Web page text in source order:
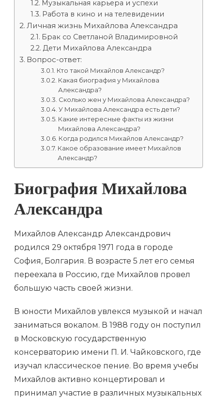
Музыкальная карьера и успехи
Работа в кино и на телевидении
Личная жизнь Михайлова Александра
Брак со Светланой Владимировной
Дети Михайлова Александра
Вопрос-ответ:
Кто такой Михайлов Александр?
Какая биография у Михайлова
Александра?
Сколько жен у Михайлова Александра?
У Михайлова Александра есть дети?
Какие интересные факты из жизни
Михайлова Александра?
Когда родился Михайлов Александр?
Какое образование имеет Михайлов
Александр?
Биография Михайлова
Александра
Михайлов Александр Александрович
родился 29 октября 1971 года в городе
София, Болгария. В возрасте 5 лет его семья
переехала в Россию, где Михайлов провел
большую часть своей жизни.
В юности Михайлов увлекся музыкой и начал
заниматься вокалом. В 1988 году он поступил
в Московскую государственную
консерваторию имени П. И. Чайковского, где
изучал классическое пение. Во время учебы
Михайлов активно концертировал и
принимал участие в различных музыкальных